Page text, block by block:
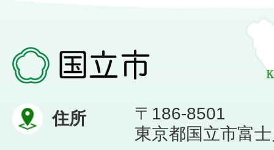
住所
〒186-8501
東京都国立市富